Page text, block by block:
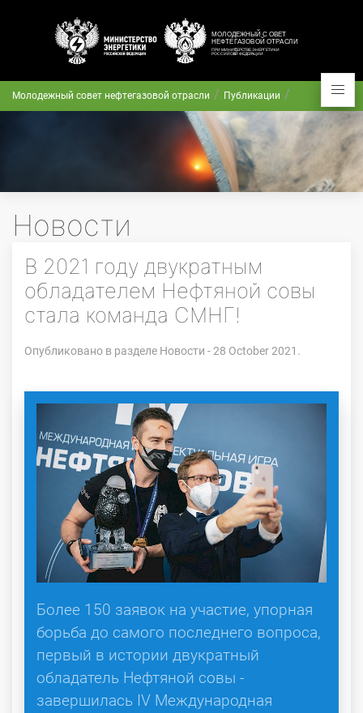
Молодежный совет нефтегазовой отрасли Публикации
Новости
В 2021 году двукратным
обладателем Нефтяной совы
стала команда СМНГ!
Опубликовано в разделе Новости - 28 October 2021.
Более 150 заявок на участие, упорная
борьба до самого последнего вопроса,
первый в истории двукратный
обладатель Нефтяной совы -
завершилась IV Международная